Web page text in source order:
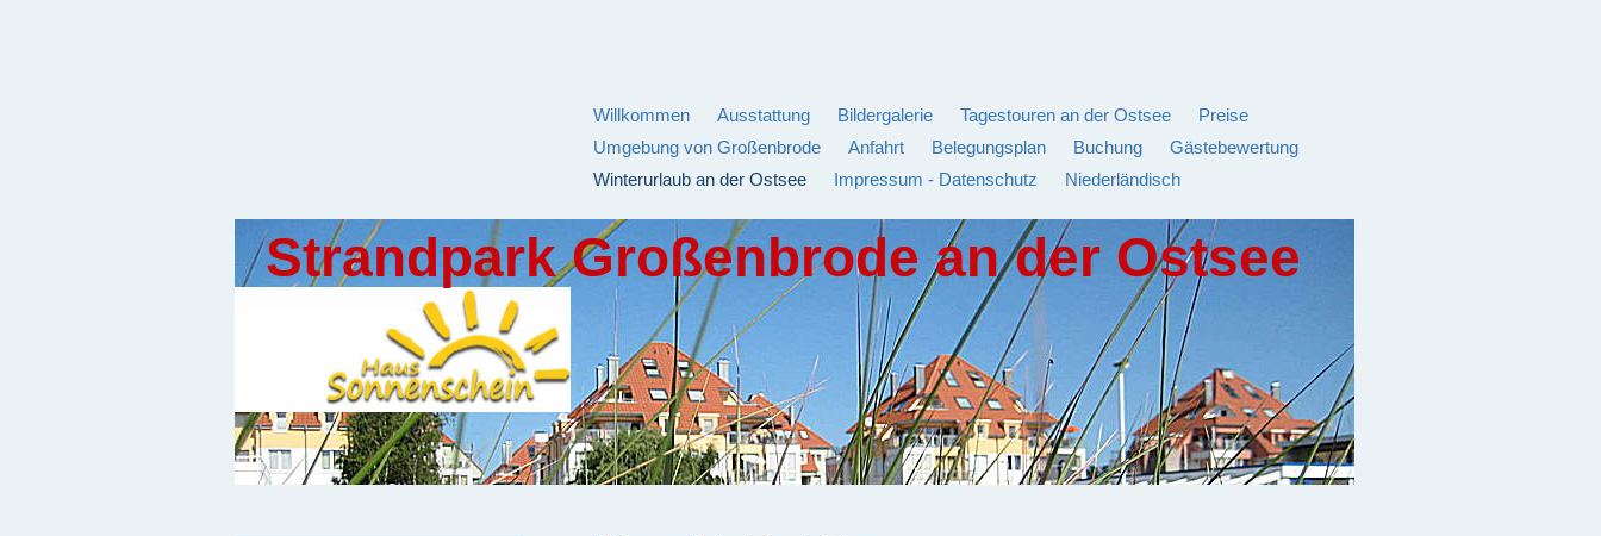
Willkommen Ausstattung Bildergalerie Tagestouren an der Ostsee
Preise
Umgebung von Großenbrode
Anfahrt Belegungsplan Buchung
Gästebewertung
Winterurlaub an der Ostsee
Impressum - Datenschutz Niederländisch
Strandpark Großenbrode an der Ostsee